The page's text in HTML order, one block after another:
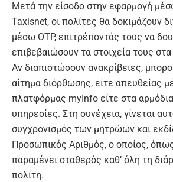
Μετά την είσοδο στην εφαρμογή
Taxisnet, οι πολίτες θα δοκιμάζουν
μέσω OTP, επιτρέποντάς τους να
επιβεβαιώσουν τα στοιχεία τους
Αν διαπιστώσουν ανακρίβειες,
αίτημα διόρθωσης, είτε απευθείας
πλατφόρμας myInfo είτε στα
υπηρεσίες. Στη συνέχεια, γίνεται
συγχρονισμός των μητρώων και
Προσωπικός Αριθμός, ο οποίος,
παραμένει σταθερός καθ’ όλη τη
πολίτη.